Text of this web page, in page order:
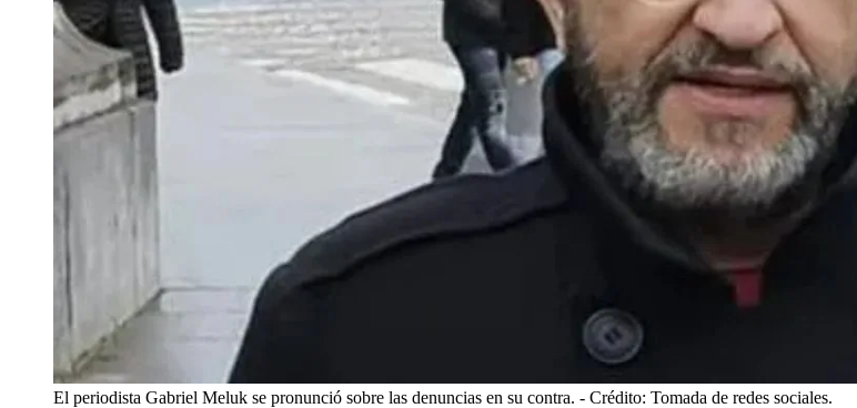
El periodista Gabriel Meluk se pronunció sobre las denuncias en su contra. - Crédito: Tomada de redes sociales.